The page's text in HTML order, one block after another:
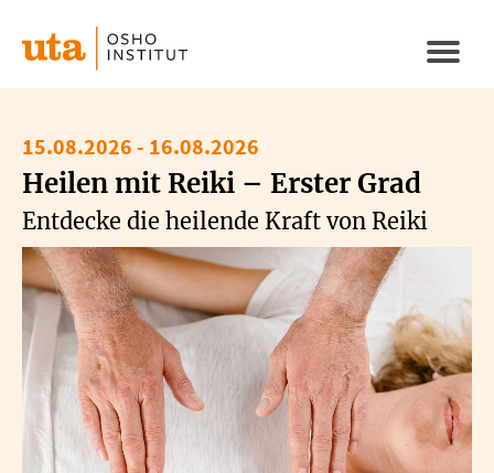
zum
Inhalt
15.08.2026 - 16.08.2026
Heilen mit Reiki – Erster Grad
Entdecke die heilende Kraft von Reiki